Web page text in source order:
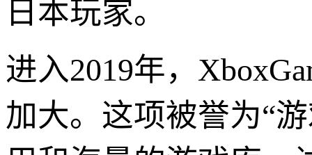
日本玩家。
进入2019年，
加大。这项被誉为“